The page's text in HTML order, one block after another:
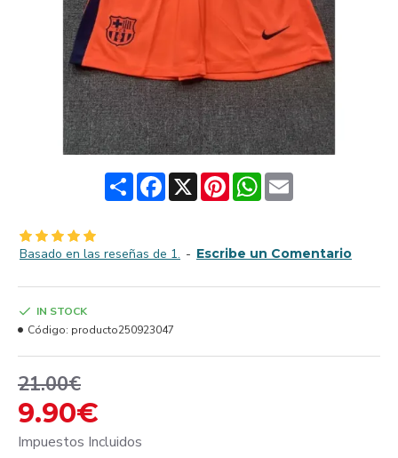
ShareFacebook
X PinterestWhatsApp
Email
Basado en las reseñas de 1. - Escribe un Comentario
9.90€
21.00€
Impuestos Incluidos
IN STOCK
Código: producto250923047